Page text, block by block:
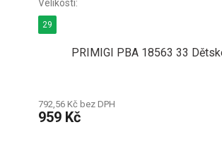
PRIMIGI PBA 18563 33
792,56 Kč bez DPH
959 Kč
29